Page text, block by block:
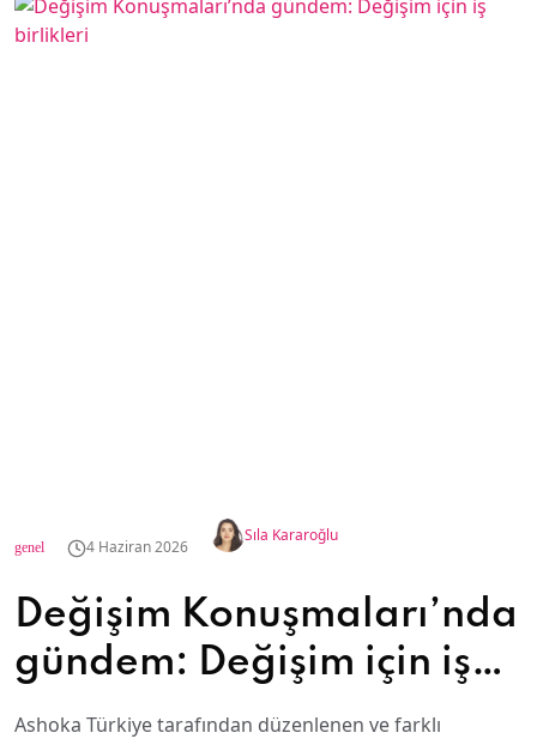
genel 4 Haziran 2026
Sıla Kararoğlu
Değişim Konuşmaları’nda
gündem: Değişim için iş
birlikleri
Ashoka Türkiye tarafından düzenlenen ve farklı